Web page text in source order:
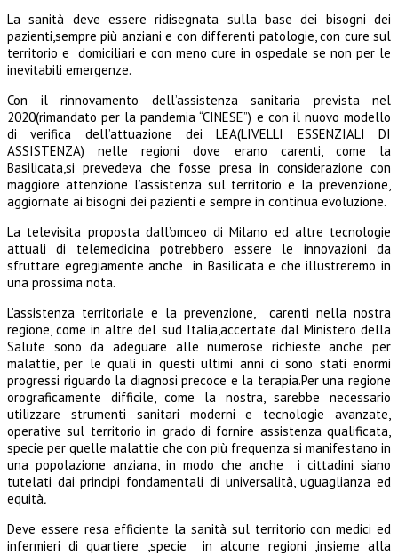
La sanità deve essere ridisegnata sulla base dei bisogni dei
pazienti,sempre più anziani e con differenti patologie, con cure sul
territorio e domiciliari e con meno cure in ospedale se non per le
inevitabili emergenze.
Con il rinnovamento dell’assistenza sanitaria prevista nel
2020(rimandato per la pandemia “CINESE”) e con il nuovo modello
di verifica dell’attuazione dei LEA(LIVELLI ESSENZIALI DI
ASSISTENZA) nelle regioni dove erano carenti, come la
Basilicata,si prevedeva che fosse presa in considerazione con
maggiore attenzione l’assistenza sul territorio e la prevenzione,
aggiornate ai bisogni dei pazienti e sempre in continua evoluzione.
La televisita proposta dall’omceo di Milano ed altre tecnologie
attuali di telemedicina potrebbero essere le innovazioni da
sfruttare egregiamente anche in Basilicata e che illustreremo in
una prossima nota.
L’assistenza territoriale e la prevenzione, carenti nella nostra
regione, come in altre del sud Italia,accertate dal Ministero della
Salute sono da adeguare alle numerose richieste anche per
malattie, per le quali in questi ultimi anni ci sono stati enormi
progressi riguardo la diagnosi precoce e la terapia.Per una regione
orograficamente difficile, come la nostra, sarebbe necessario
utilizzare strumenti sanitari moderni e tecnologie avanzate,
operative sul territorio in grado di fornire assistenza qualificata,
specie per quelle malattie che con più frequenza si manifestano in
una popolazione anziana, in modo che anche i cittadini siano
tutelati dai principi fondamentali di universalità, uguaglianza ed
equità.
Deve essere resa efficiente la sanità sul territorio con medici ed
infermieri di quartiere ,specie in alcune regioni ,insieme alla